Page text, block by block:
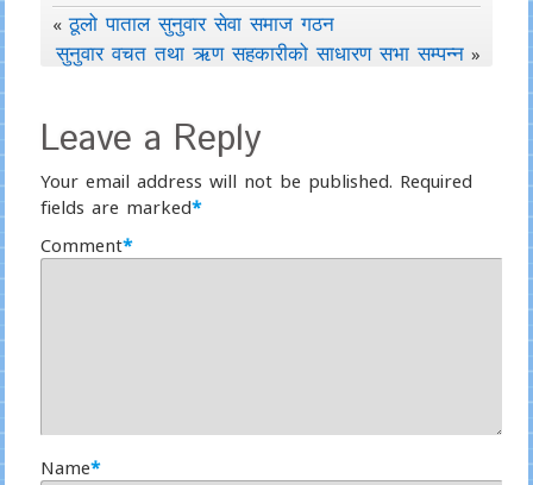
«ठूलो पाताल सुनुवार सेवा समाज गठन
सुनुवार वचत तथा ऋण सहकारीको साधारण सभा सम्पन्न »
Leave a Reply
Your email address will not be published. Required
fields are marked*
Comment*
Name*